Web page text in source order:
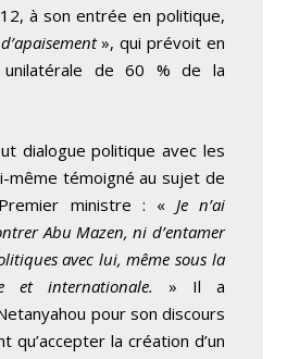
à son entrée en politique,
», qui prévoit en
unilatérale de 60 % de la
dialogue politique avec les
même témoigné au sujet de
ministre : « Je n’ai
Abu Mazen, ni d’entamer
avec lui, même sous la
et internationale. » Il a
pour son discours
qu’accepter la création d’un